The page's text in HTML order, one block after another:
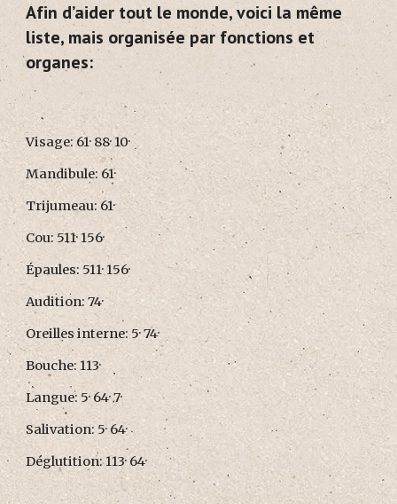
Afin d’aider tout le monde, voici la même
liste, mais organisée par fonctions et
organes:
Visage: 61· 88· 10·
Mandibule: 61·
Trijumeau: 61·
Cou: 511· 156·
Épaules: 511· 156·
Audition: 74·
Oreilles interne: 5· 74·
Bouche: 113·
Langue: 5· 64· 7·
Salivation: 5· 64·
Déglutition: 113· 64·